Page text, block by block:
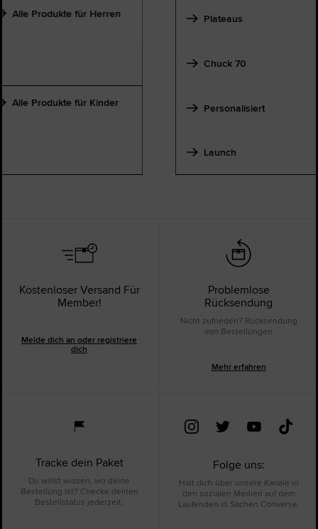
Alle Produkte für Herren Plateaus
Chuck 70
Alle Produkte für Kinder Personalisiert
Launch
Kostenloser Versand Für
Member!
Melde dich an oder registriere
dich
Problemlose
Rücksendung
Nicht zufrieden? Rücksendung
von Bestellungen
Mehr erfahren
Tracke dein Paket
Du willst wissen, wo deine
Bestellung ist? Checke deinen
Bestellstatus jederzeit.
Folge uns:
Halt dich über unsere Kanäle in
den sozialen Medien auf dem
Laufenden in Sachen Converse.